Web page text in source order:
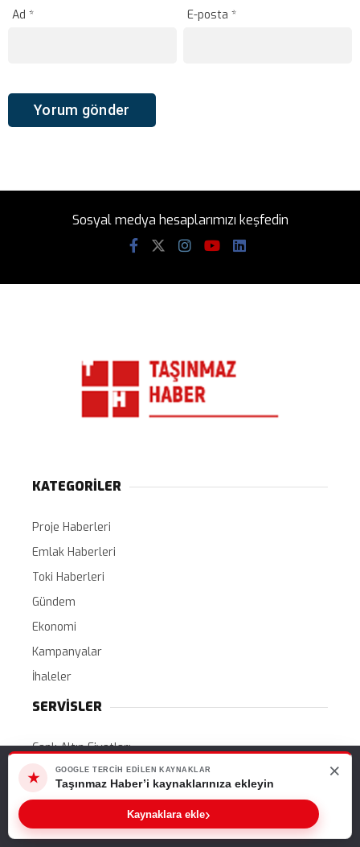
Ad * E-posta*
Sosyal medya hesaplarımızı keşfedin
KATEGORİLER
Proje Haberleri
Emlak Haberleri
Toki Haberleri
Gündem
Ekonomi
Kampanyalar
İhaleler
SERVİSLER
Canlı Altın Fiyatları
Canlı Döviz Kurları
Hava Durumu
Web sitemizde size en iyi deneyimi sunabilmemiz için çerezleri
kullanıyoruz. Bu siteyi kullanmaya devam ederseniz, bunu kabul
ettiğinizi varsayarız.
Tamam
★
GOOGLE TERCIH EDILEN KAYNAKLAR
Taşınmaz Haber’i kaynaklarınıza ekleyin
Kaynaklara ekle›
×